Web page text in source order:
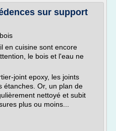
sur support
en cuisine sont encore
le bois et l'eau ne
joint epoxy, les joints
étanches. Or, un plan de
nettoyé et subit
plus ou moins...